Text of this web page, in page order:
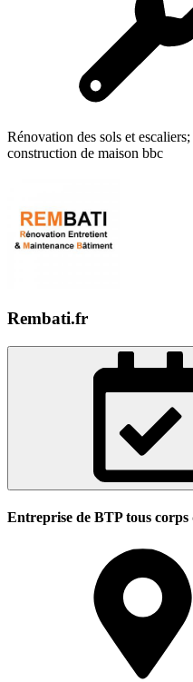
Rénovation des sols et
construction de maison bbc
Rembati.fr
Entreprise de BTP tous corps